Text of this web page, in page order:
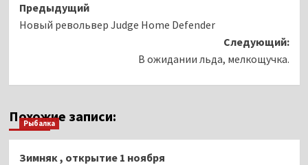
Навигация
записи
Предыдущий
Новый револьвер Judge Home Defender
Следующий:
В ожидании льда, мелкощучка.
Похожие записи:
Рыбалка
Зимняк , открытие 1 ноября